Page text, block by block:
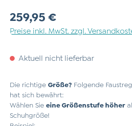
Regulärer Preis:
259,95 €
Preise inkl. MwSt. zzgl.
Aktuell nicht lieferbar
Die richtige Größe? Folgende
hat sich bewährt:
Wählen Sie eine Größenstufe höher
Schuhgröße!